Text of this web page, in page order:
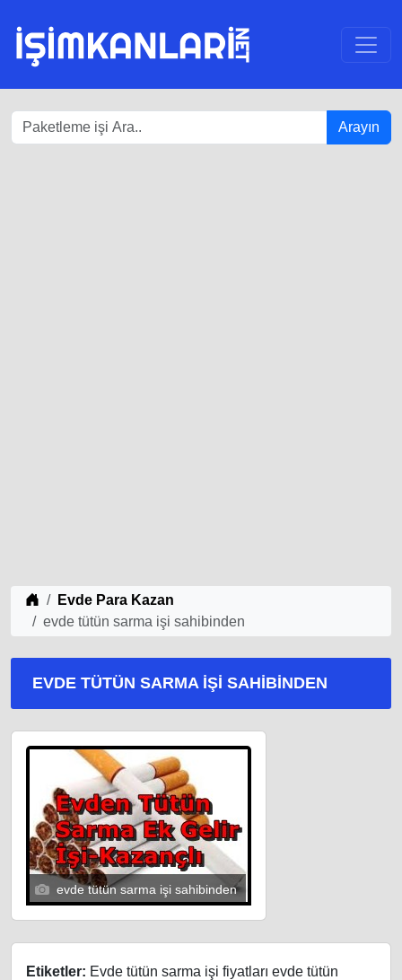
Arayın
iş Fikirleri
Evde Para Kazan
evde tütün sarma işi sahibinden
EVDE TÜTÜN SARMA IŞI SAHIBINDEN
evde tütün sarma işi sahibinden
Etiketler: Evde tütün sarma işi fiyatları evde tütün